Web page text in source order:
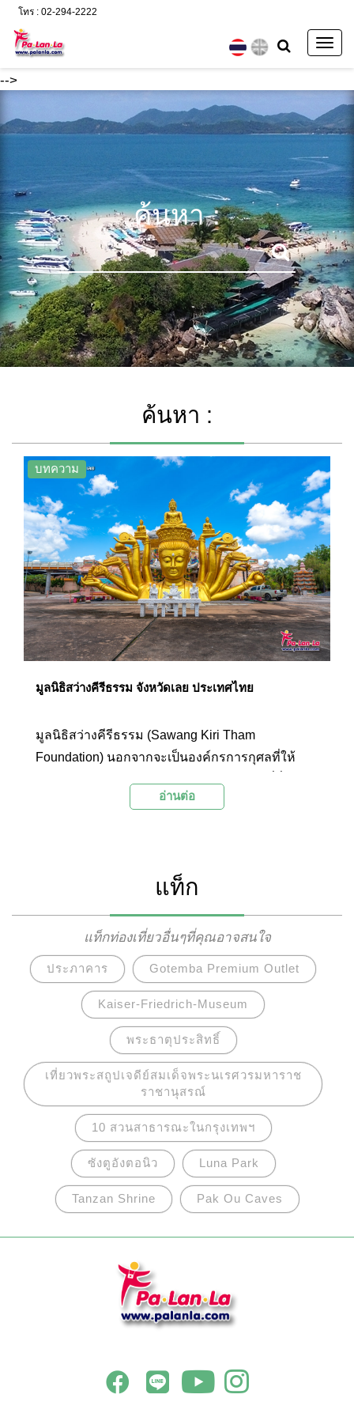
-->
โทร : 02-294-2222
ค้นหา :
ค้นหา :
บทความ
มูลนิธิสว่างคีรีธรรม จังหวัดเลย ประเทศไทย
มูลนิธิสว่างคีรีธรรม (Sawang Kiri Tham
Foundation) นอกจากจะเป็นองค์กรการกุศลที่ให้
สถานที่ท่องเที่ยวที่เราจะได้ชมความอลังการของ
มาเที่ยวชมที่นี่คือวิหารมหาโพธิสัตว์กวนอิมพันกรซึ่ง
มีเทวรูปเจ้าแม่กวนอิมพันกรสีทองขนาดใหญ่ที่สุดใน
ประเทศไทยประดิษฐานอยู่บริเวณด้านหน้าวิหารให้ผู้
มีจิตศรัทธาได้สักการะเพื่อความเป็นสิริมงคล
อ่านต่อ
แท็ก
แท็กท่องเที่ยวอื่นๆที่คุณอาจสนใจ
ประภาคาร Gotemba Premium Outlet
Kaiser-Friedrich-Museum
พระธาตุประสิทธิ์
เที่ยวพระสถูปเจดีย์สมเด็จพระนเรศวรมหาราช
ราชานุสรณ์
10 สวนสาธารณะในกรุงเทพฯ
ซังตูอังตอนิว Luna Park
Tanzan Shrine Pak Ou Caves